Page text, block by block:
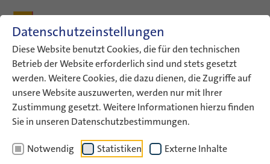
Datenschutzeinstellungen
Diese Website benutzt Cookies, die für den technischen
Betrieb der Website erforderlich sind und stets gesetzt
werden. Weitere Cookies, die dazu dienen, die Zugriffe auf
unsere Website auszuwerten, werden nur mit Ihrer
Zustimmung gesetzt. Weitere Informationen hierzu finden
Sie in unseren Datenschutzbestimmungen.
Notwendig Statistiken Externe Inhalte
ConAct Aktuelles
ConAct-News
ConAct stellt Methoden zu…
ConAct-News